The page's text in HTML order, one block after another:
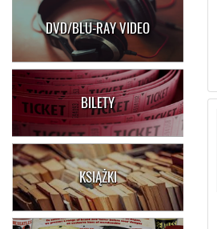
DVD/BLU-RAY VIDEO
BILETY
KSIĄŻKI